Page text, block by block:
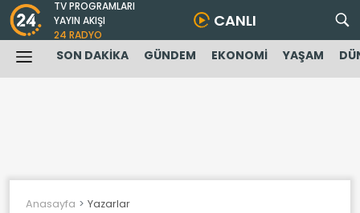
TV PROGRAMLARI
YAYIN AKIŞI
24 RADYO
CANLI
SON DAKİKA GÜNDEM EKONOMİ YAŞAM
Anasayfa Yazarlar